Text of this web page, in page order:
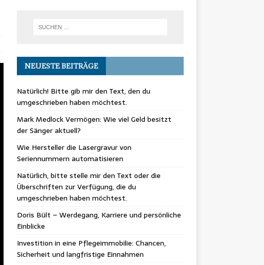
NEUESTE BEITRÄGE
Natürlich! Bitte gib mir den Text, den du
umgeschrieben haben möchtest.
Mark Medlock Vermögen: Wie viel Geld besitzt
der Sänger aktuell?
Wie Hersteller die Lasergravur von
Seriennummern automatisieren
Natürlich, bitte stelle mir den Text oder die
Überschriften zur Verfügung, die du
umgeschrieben haben möchtest.
Doris Bült – Werdegang, Karriere und persönliche
Einblicke
Investition in eine Pflegeimmobilie: Chancen,
Sicherheit und langfristige Einnahmen